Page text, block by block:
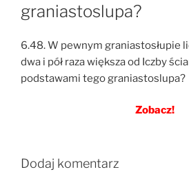
graniastoslupa?
6.48. W pewnym graniastosłupie
dwa i pół raza większa od Iczby
podstawami tego graniastoslupa?
Zobacz!
Dodaj komentarz